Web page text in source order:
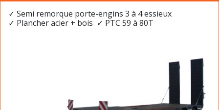
✓ Semi remorque porte-engins 3 à 4 essieux
✓ Plancher acier + bois ✓ PTC 59 à 80T